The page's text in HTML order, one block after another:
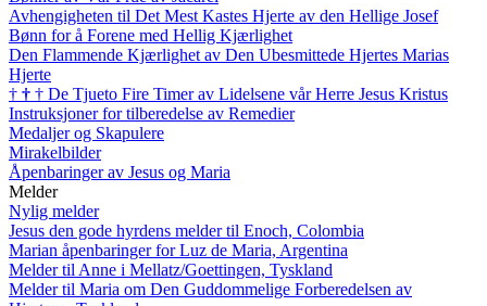
Avhengigheten til Det Mest Kastes Hjerte av den Hellige Josef
Bønn for å Forene med Hellig Kjærlighet
Den Flammende Kjærlighet av Den Ubesmittede Hjertes Marias
Hjerte
† † † De Tjueto Fire Timer av Lidelsene vår Herre Jesus Kristus
Instruksjoner for tilberedelse av Remedier
Medaljer og Skapulere
Mirakelbilder
Åpenbaringer av Jesus og Maria
Melder
Nylig melder
Jesus den gode hyrdens melder til Enoch, Colombia
Marian åpenbaringer for Luz de Maria, Argentina
Melder til Anne i Mellatz/Goettingen, Tyskland
Melder til Maria om Den Guddommelige Forberedelsen av